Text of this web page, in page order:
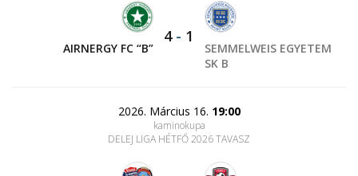
AIRNERGY FC “B”
4- 1
SEMMELWEIS EGYETEM
SK B
2026. Március 16. 19:00
kaminokupa
DELEJ LIGA HÉTFŐ 2026 TAVASZ